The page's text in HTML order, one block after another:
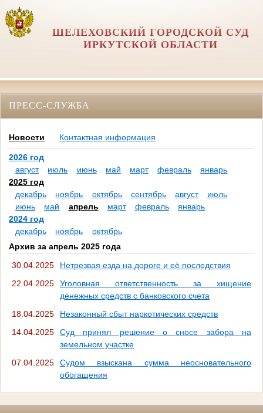
ШЕЛЕХОВСКИЙ ГОРОДСКОЙ СУД
ИРКУТСКОЙ ОБЛАСТИ
ПРЕСС-СЛУЖБА
Новости Контактная информация
2026 год
август
июль июнь май март февраль
январь
2025 год
декабрь
ноябрь октябрь сентябрь август
июль
июнь
май апрель март февраль
январь
2024 год
декабрь
ноябрь
октябрь
Архив за апрель 2025 года
30.04.2025
Нетрезвая езда на дороге и её последствия
22.04.2025
Уголовная ответственность за хищение
денежных средств с банковского счета
18.04.2025
Незаконный сбыт наркотических средств
14.04.2025
Суд принял решение о сносе забора на
земельном участке
07.04.2025
Судом взыскана сумма неосновательного
обогащения